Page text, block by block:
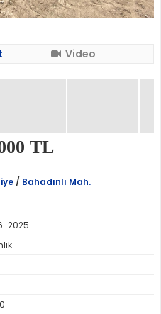
Video
TL
/ Bahadınlı Mah.
2025